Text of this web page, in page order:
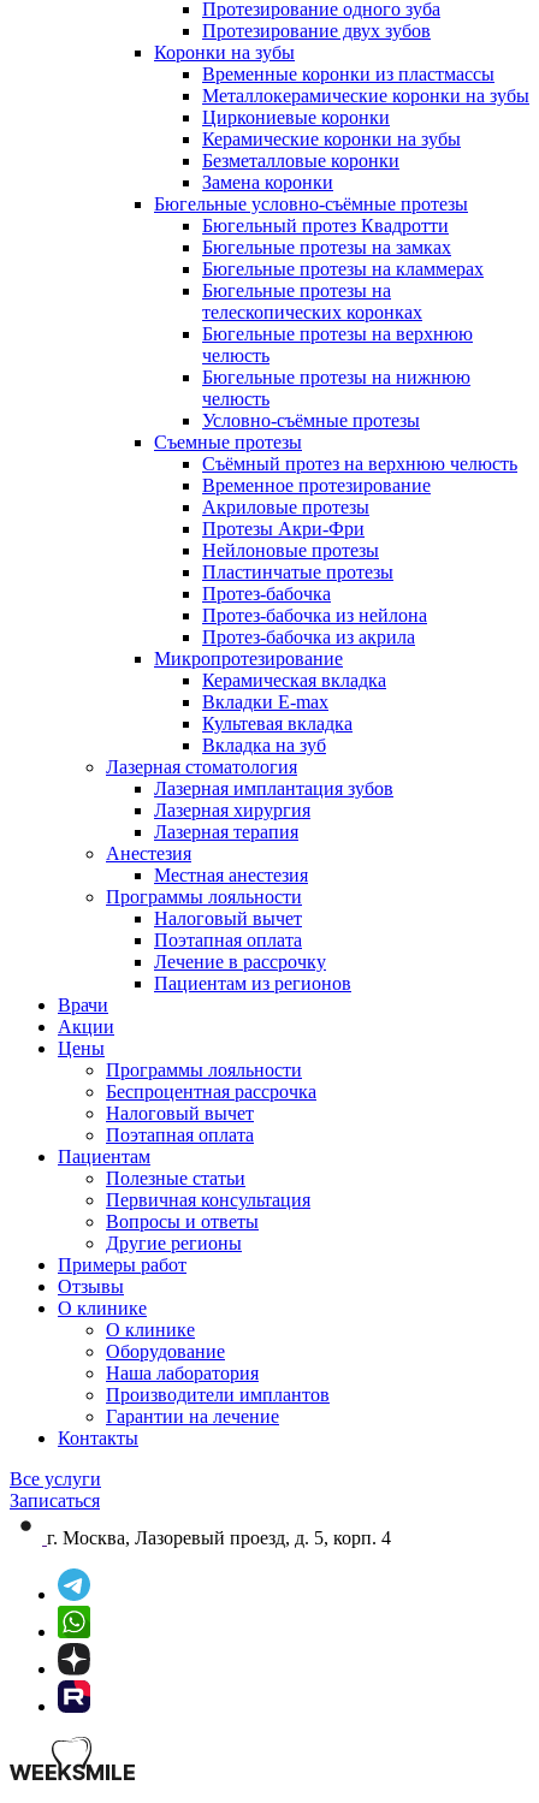
Протезирование одного зуба
Протезирование двух зубов
Коронки на зубы
Временные коронки из пластмассы
Металлокерамические коронки на зубы
Циркониевые коронки
Керамические коронки на зубы
Безметалловые коронки
Замена коронки
Бюгельные условно-съёмные протезы
Бюгельный протез Квадротти
Бюгельные протезы на замках
Бюгельные протезы на кламмерах
Бюгельные протезы на
телескопических коронках
Бюгельные протезы на верхнюю
челюсть
Бюгельные протезы на нижнюю
челюсть
Условно-съёмные протезы
Съемные протезы
Съёмный протез на верхнюю челюсть
Временное протезирование
Акриловые протезы
Протезы Акри-Фри
Нейлоновые протезы
Пластинчатые протезы
Протез-бабочка
Протез-бабочка из нейлона
Протез-бабочка из акрила
Микропротезирование
Керамическая вкладка
Вкладки E-max
Культевая вкладка
Вкладка на зуб
Лазерная стоматология
Лазерная имплантация зубов
Лазерная хирургия
Лазерная терапия
Анестезия
Местная анестезия
Программы лояльности
Налоговый вычет
Поэтапная оплата
Лечение в рассрочку
Пациентам из регионов
Врачи
Акции
Цены
Программы лояльности
Беспроцентная рассрочка
Налоговый вычет
Поэтапная оплата
Пациентам
Полезные статьи
Первичная консультация
Вопросы и ответы
Другие регионы
Примеры работ
Отзывы
О клинике
О клинике
Оборудование
Наша лаборатория
Производители имплантов
Гарантии на лечение
Контакты
Все услуги
Записаться
г. Москва, Лазоревый проезд, д. 5, корп. 4